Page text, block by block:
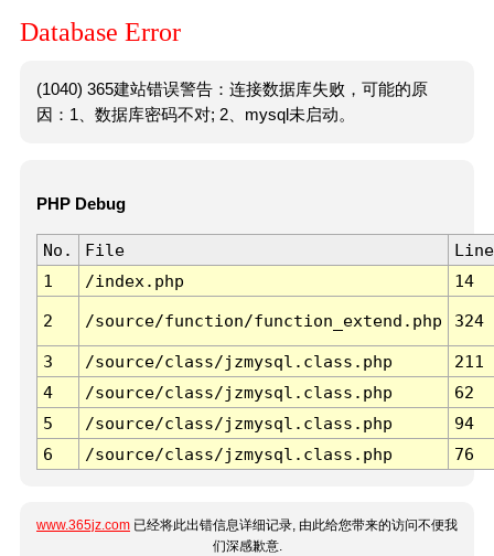
Database Error
(1040) 365建站错误警告：连接数据库失败，可能的原
因：1、数据库密码不对; 2、mysql未启动。
PHP Debug
No. File
Line
1
/index.php 14
2 /source/function/function_extend.php 324
3 /source/class/jzmysql.class.php
211
4
/source/class/jzmysql.class.php
62
5
/source/class/jzmysql.class.php
94
6
/source/class/jzmysql.class.php 76
www.365jz.com 已经将此出错信息详细记录, 由此给您带来的访问不便我
们深感歉意.